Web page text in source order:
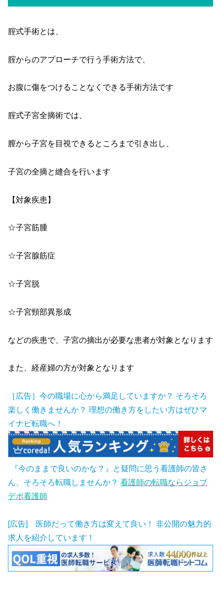
腟式手術とは、
腟からのアプローチで行う手術方法で、
お腹に傷をつけることなくできる手術方法です
腟式子宮全摘術では、
膣から子宮を目視できるところまで引き出し、
子宮の全摘と縫合を行います
【対象疾患】
☆子宮筋腫
☆子宮腺筋症
☆子宮脱
☆子宮頸部異形成
などの疾患で、子宮の摘出が必要な患者が対象となります
また、経産婦の方が対象となります
［広告］今の職場に心から満足していますか？ そろそろ
楽しく働きませんか？ 理想の働き方をしたい方はぜひマ
イナビ転職へ！
『今のままで良いのかな？』と疑問に思う看護師の皆さ
ん、そろそろ転職しませんか？ 看護師の転職ならジョブ
デポ看護師
[広告] 医師だって働き方は変えて良い！ 非公開の魅力的
求人を紹介しています！